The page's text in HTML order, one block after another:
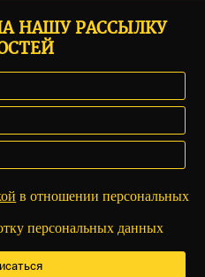
НАШУ РАССЫЛКУ
в отношении персональных
персональных данных